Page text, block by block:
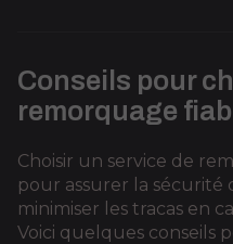
Conseils pour
remorquage
Choisir un service de
pour assurer la
minimiser les tracas en
Voici quelques conseils